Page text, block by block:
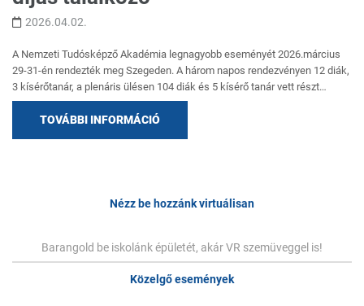
2026.04.02.
A Nemzeti Tudósképző Akadémia legnagyobb eseményét 2026.március
29-31-én rendezték meg Szegeden. A három napos rendezvényen 12 diák,
3 kísérőtanár, a plenáris ülésen 104 diák és 5 kísérő tanár vett részt…
TOVÁBBI INFORMÁCIÓ
Nézz be hozzánk virtuálisan
Barangold be iskolánk épületét, akár VR szemüveggel is!
Közelgő események